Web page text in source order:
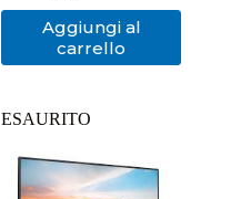
Aggiungi al
carrello
ESAURITO